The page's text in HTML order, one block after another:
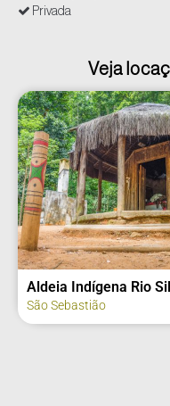
Privada
Veja
Aldeia Indígena Rio
São Sebastião